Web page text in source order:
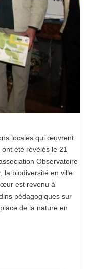
locales qui œuvrent
été révélés le 21
Observatoire
la biodiversité en ville
est revenu à
pédagogiques sur
de la nature en